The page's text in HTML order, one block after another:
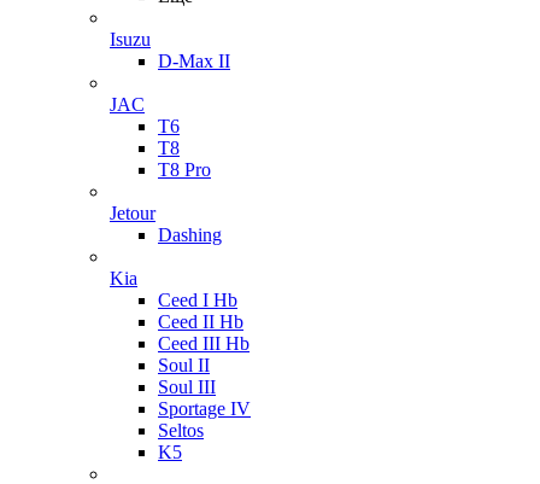
Isuzu
D-Max II
JAC
T6
T8
T8 Pro
Jetour
Dashing
Kia
Ceed I Hb
Ceed II Hb
Ceed III Hb
Soul II
Soul III
Sportage IV
Seltos
K5